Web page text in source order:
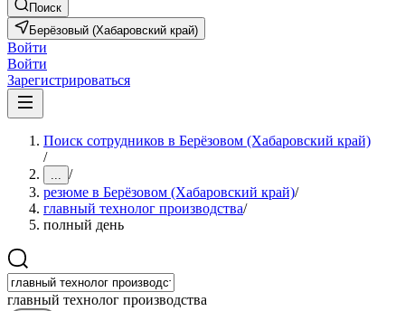
Поиск
Берёзовый (Хабаровский край)
Войти
Войти
Зарегистрироваться
Поиск сотрудников в Берёзовом (Хабаровский край)
/
... /
резюме в Берёзовом (Хабаровский край)/
главный технолог производства/
полный день
главный технолог производства